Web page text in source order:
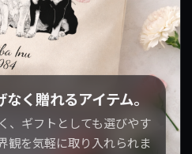
く贈れるアイテム。
、ギフトとしても選びやす
観を気軽に取り入れられま